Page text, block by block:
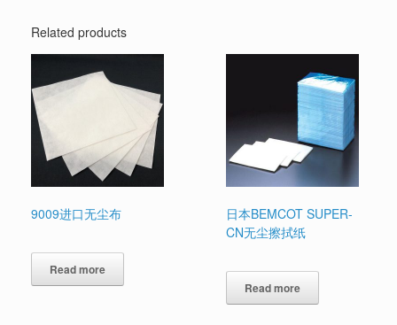
Related products
9009进口无尘布
Read more
日本BEMCOT SUPER-
CN无尘擦拭纸
Read more